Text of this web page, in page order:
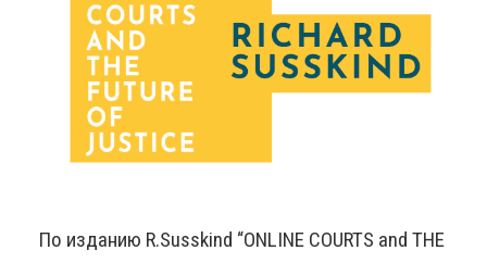
По изданию R.Susskind “ONLINE COURTS and THE